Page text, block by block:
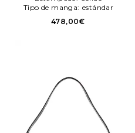
Tipo de manga: estándar
478,00€